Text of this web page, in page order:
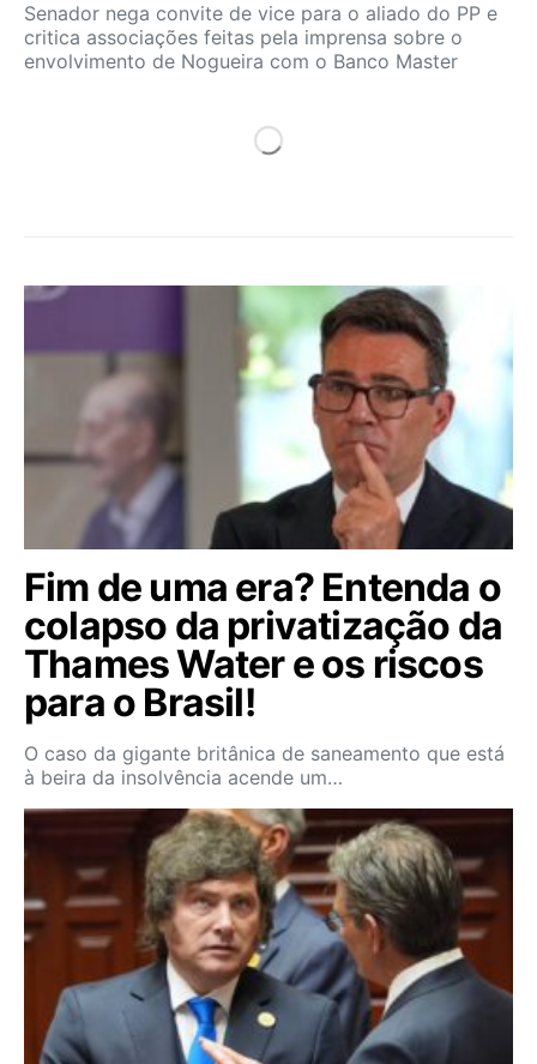
Senador nega convite de vice para o aliado do PP e
critica associações feitas pela imprensa sobre o
envolvimento de Nogueira com o Banco Master
Fim de uma era? Entenda o
colapso da privatização da
Thames Water e os riscos
para o Brasil!
O caso da gigante britânica de saneamento que está
à beira da insolvência acende um…